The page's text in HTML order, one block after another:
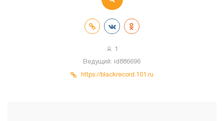
1
Ведущий: id886696
https://blackrecord.101.ru